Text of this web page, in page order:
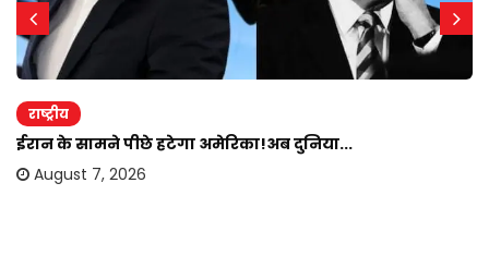
राष्ट्रीय
ईरान के सामने पीछे हटेगा अमेरिका!अब दुनिया...
August 7, 2026